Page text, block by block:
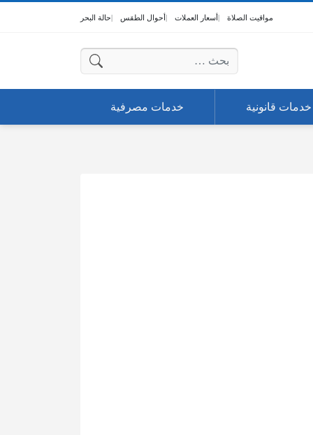
مواقيت الصلاة أسعار العملات أحوال الطقس حالة البحر
البحث عن:
خدمات قانونية خدمات مصرفية